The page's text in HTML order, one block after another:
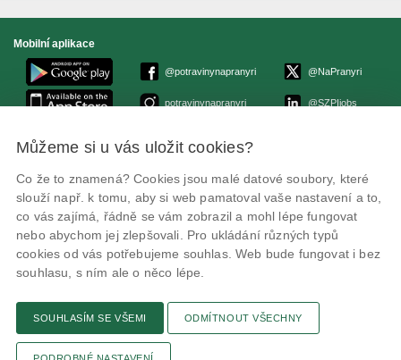
Mobilní aplikace
@potravinynapranyri
potravinynapranyri
@NaPranyri
@SZPIjobs
© Státní zemědělská a potravinářská inspekce 2026.
ID datové schránky: avraiqg
IČO: 75014149, DIČ: CZ75014149
Prohlášení o přístupnosti|Zásady ochrany soukromí
Textová verze Připomínky Novinky
Můžeme si u vás uložit cookies?
Co že to znamená? Cookies jsou malé datové soubory, které
slouží např. k tomu, aby si web pamatoval vaše nastavení a to,
co vás zajímá, řádně se vám zobrazil a mohl lépe fungovat
nebo abychom jej zlepšovali. Pro ukládání různých typů
cookies od vás potřebujeme souhlas. Web bude fungovat i bez
souhlasu, s ním ale o něco lépe.
SOUHLASÍM SE VŠEMI ODMÍTNOUT VŠECHNY